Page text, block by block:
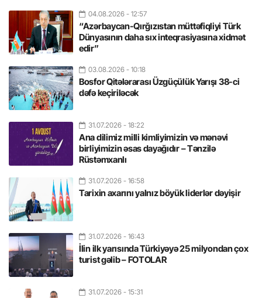
04.08.2026 - 12:57
“Azərbaycan-Qırğızıstan müttəfiqliyi Türk
Dünyasının daha sıx inteqrasiyasına xidmət
edir”
03.08.2026 - 10:18
Bosfor Qitələrarası Üzgüçülük Yarışı 38-ci
dəfə keçiriləcək
31.07.2026 - 18:22
Ana dilimiz milli kimliyimizin və mənəvi
birliyimizin əsas dayağıdır – Tənzilə
Rüstəmxanlı
31.07.2026 - 16:58
Tarixin axarını yalnız böyük liderlər dəyişir
31.07.2026 - 16:43
İlin ilk yarısında Türkiyəyə 25 milyondan çox
turist gəlib – FOTOLAR
31.07.2026 - 15:31